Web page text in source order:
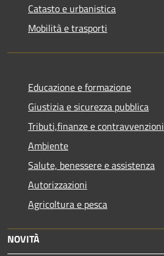
Catasto e urbanistica
Mobilità e trasporti
Educazione e formazione
Giustizia e sicurezza pubblica
Tributi,finanze e contravvenzioni
Ambiente
Salute, benessere e assistenza
Autorizzazioni
Agricoltura e pesca
NOVITÀ